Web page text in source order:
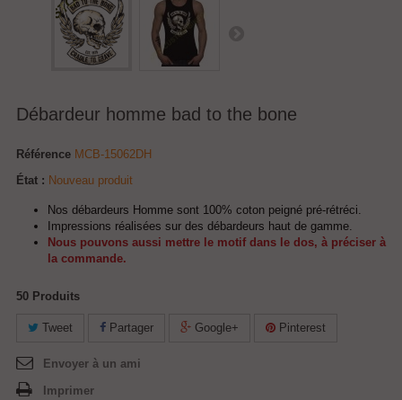
Débardeur homme bad to the bone
Référence MCB-15062DH
État : Nouveau produit
Nos débardeurs Homme sont 100% coton peigné pré-rétréci.
Impressions réalisées sur des débardeurs haut de gamme.
Nous pouvons aussi mettre le motif dans le dos, à préciser à
la commande.
50 Produits
Tweet Partager Google+ Pinterest
Envoyer à un ami
Imprimer